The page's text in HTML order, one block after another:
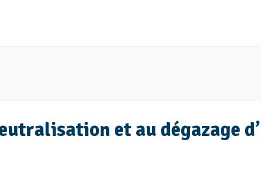
et au dégazage